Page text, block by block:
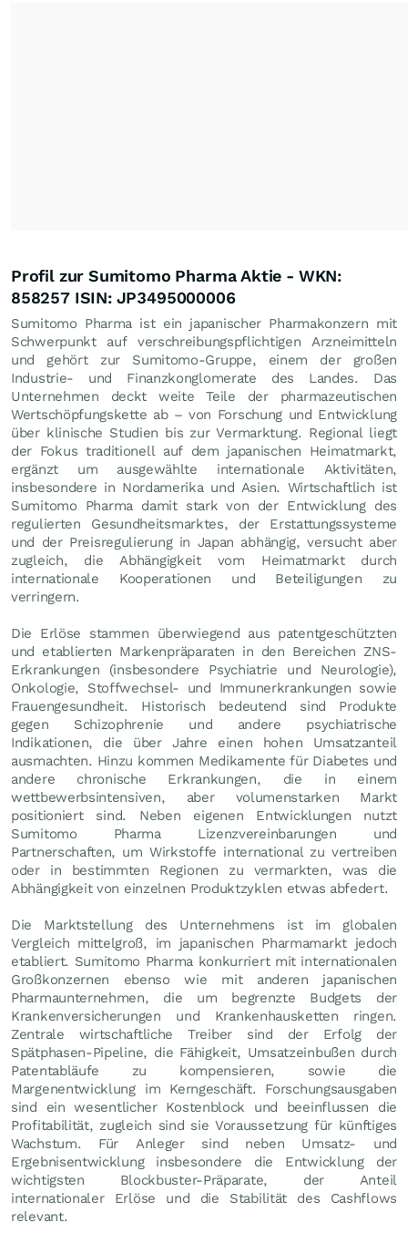
Profil zur Sumitomo Pharma Aktie - WKN:
858257 ISIN: JP3495000006
Sumitomo Pharma ist ein japanischer Pharmakonzern mit
Schwerpunkt auf verschreibungspflichtigen Arzneimitteln
und gehört zur Sumitomo-Gruppe, einem der großen
Industrie- und Finanzkonglomerate des Landes. Das
Unternehmen deckt weite Teile der pharmazeutischen
Wertschöpfungskette ab – von Forschung und Entwicklung
über klinische Studien bis zur Vermarktung. Regional liegt
der Fokus traditionell auf dem japanischen Heimatmarkt,
ergänzt um ausgewählte internationale Aktivitäten,
insbesondere in Nordamerika und Asien. Wirtschaftlich ist
Sumitomo Pharma damit stark von der Entwicklung des
regulierten Gesundheitsmarktes, der Erstattungssysteme
und der Preisregulierung in Japan abhängig, versucht aber
zugleich, die Abhängigkeit vom Heimatmarkt durch
internationale Kooperationen und Beteiligungen zu
verringern.
Die Erlöse stammen überwiegend aus patentgeschützten
und etablierten Markenpräparaten in den Bereichen ZNS-
Erkrankungen (insbesondere Psychiatrie und Neurologie),
Onkologie, Stoffwechsel- und Immunerkrankungen sowie
Frauengesundheit. Historisch bedeutend sind Produkte
gegen Schizophrenie und andere psychiatrische
Indikationen, die über Jahre einen hohen Umsatzanteil
ausmachten. Hinzu kommen Medikamente für Diabetes und
andere chronische Erkrankungen, die in einem
wettbewerbsintensiven, aber volumenstarken Markt
positioniert sind. Neben eigenen Entwicklungen nutzt
Sumitomo Pharma Lizenzvereinbarungen und
Partnerschaften, um Wirkstoffe international zu vertreiben
oder in bestimmten Regionen zu vermarkten, was die
Abhängigkeit von einzelnen Produktzyklen etwas abfedert.
Die Marktstellung des Unternehmens ist im globalen
Vergleich mittelgroß, im japanischen Pharmamarkt jedoch
etabliert. Sumitomo Pharma konkurriert mit internationalen
Großkonzernen ebenso wie mit anderen japanischen
Pharmaunternehmen, die um begrenzte Budgets der
Krankenversicherungen und Krankenhausketten ringen.
Zentrale wirtschaftliche Treiber sind der Erfolg der
Spätphasen-Pipeline, die Fähigkeit, Umsatzeinbußen durch
Patentabläufe zu kompensieren, sowie die
Margenentwicklung im Kerngeschäft. Forschungsausgaben
sind ein wesentlicher Kostenblock und beeinflussen die
Profitabilität, zugleich sind sie Voraussetzung für künftiges
Wachstum. Für Anleger sind neben Umsatz- und
Ergebnisentwicklung insbesondere die Entwicklung der
wichtigsten Blockbuster-Präparate, der Anteil
internationaler Erlöse und die Stabilität des Cashflows
relevant.